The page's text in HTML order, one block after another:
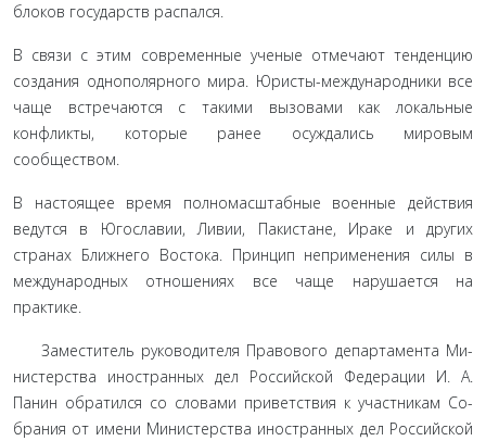
блоков государств распался.
В связи с этим современные ученые отмечают тенден­цию
создания однополярного мира. Юристы-междуна­родники все
чаще встречаются с такими вызовами как ло­кальные
конфликты, которые ранее осуждались мировым
сообществом.
В настоящее время полномасштабные военные дей­ствия
ведутся в Югославии, Ливии, Пакистане, Ираке и других
странах Ближнего Востока. Принцип неприменения силы в
международных отношениях все чаще нарушается на
практике.
Заместитель руководителя Правового департамента Ми­
нистерства иностранных дел Российской Федерации И. А.
Панин обратился со словами приветствия к участникам Со­
брания от имени Министерства иностранных дел Российской